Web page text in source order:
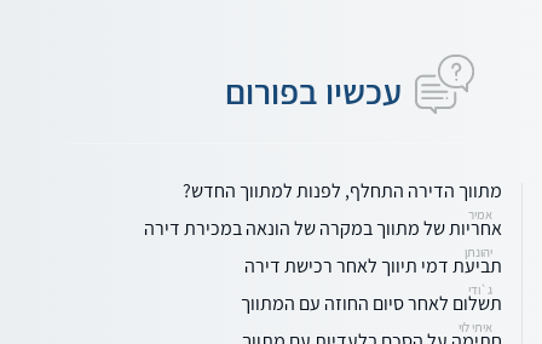
עכשיו בפורום
מתווך הדירה התחלף, לפנות למתווך החדש?
אמיר
אחריות של מתווך במקרה של הונאה במכירת דירה
יהונתן
תביעת דמי תיווך לאחר רכישת דירה
ג`ודי
תשלום לאחר סיום החוזה עם המתווך
איתי לוי